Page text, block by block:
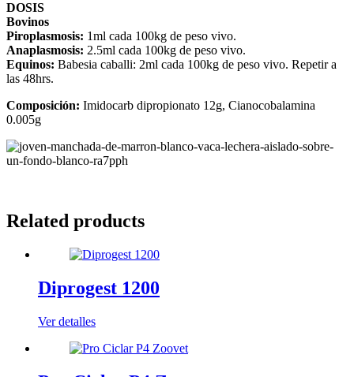
DOSIS
Bovinos
Piroplasmosis: 1ml cada 100kg de peso vivo.
Anaplasmosis: 2.5ml cada 100kg de peso vivo.
Equinos: Babesia caballi: 2ml cada 100kg de peso vivo. Repetir a
las 48hrs.
Composición: Imidocarb dipropionato 12g, Cianocobalamina
0.005g
Related products
Diprogest 1200
Ver detalles